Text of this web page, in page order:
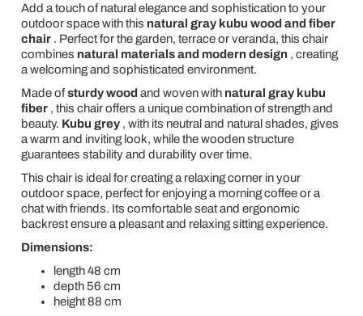
Add a touch of natural elegance and sophistication to your
outdoor space with this natural gray kubu wood and fiber
chair. Perfect for the garden, terrace or veranda, this chair
combines natural materials and modern design , creating
a welcoming and sophisticated environment.
Made ofsturdy wood and woven with natural gray kubu
fiber, this chair offers a unique combination of strength and
beauty. Kubu grey, with its neutral and natural shades, gives
a warm and inviting look, while the wooden structure
guarantees stability and durability over time.
This chair is ideal for creating a relaxing corner in your
outdoor space, perfect for enjoying a morning coffee or a
chat with friends. Its comfortable seat and ergonomic
backrest ensure a pleasant and relaxing sitting experience.
Dimensions:
length 48 cm
depth 56 cm
height 88 cm